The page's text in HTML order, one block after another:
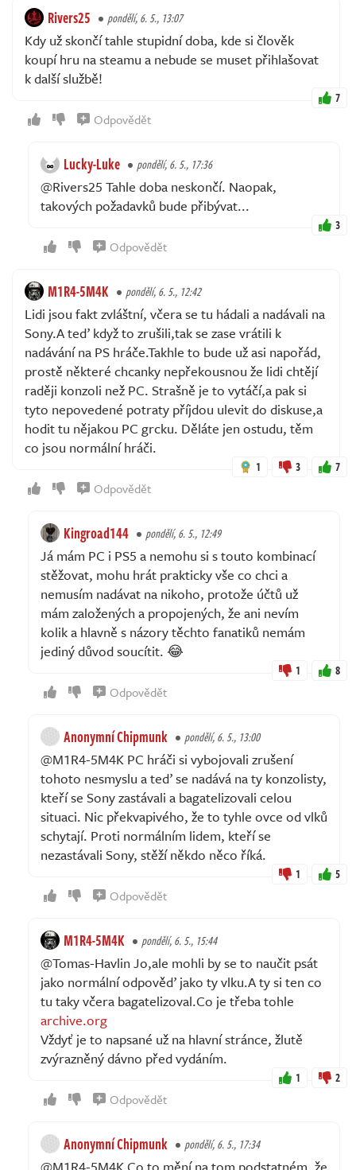
Rivers25 pondělí, 6. 5., 13:07
Kdy už skončí tahle stupidní doba, kde si člověk
koupí hru na steamu a nebude se muset přihlašovat
k další službě!
7
Odpovědět
Lucky-Luke pondělí, 6. 5., 17:36
@Rivers25 Tahle doba neskončí. Naopak,
takových požadavků bude přibývat...
3
Odpovědět
M1R4-5M4K pondělí, 6. 5., 12:42
Lidi jsou fakt zvláštní, včera se tu hádali a nadávali na
Sony.A teď když to zrušili,tak se zase vrátili k
nadávání na PS hráče.Takhle to bude už asi napořád,
prostě některé chcanky nepřekousnou že lidi chtějí
raději konzoli než PC. Strašně je to vytáčí,a pak si
tyto nepovedené potraty příjdou ulevit do diskuse,a
hodit tu nějakou PC grcku. Děláte jen ostudu, těm
co jsou normální hráči.
1 3 7
Odpovědět
Kingroad144 pondělí, 6. 5., 12:49
Já mám PC i PS5 a nemohu si s touto kombinací
stěžovat, mohu hrát prakticky vše co chci a
nemusím nadávat na nikoho, protože účtů už
mám založených a propojených, že ani nevím
kolik a hlavně s názory těchto fanatiků nemám
jediný důvod soucítit. 😂
1 8
Odpovědět
Anonymní Chipmunk pondělí, 6. 5., 13:00
@M1R4-5M4K PC hráči si vybojovali zrušení
tohoto nesmyslu a teď se nadává na ty konzolisty,
kteří se Sony zastávali a bagatelizovali celou
situaci. Nic překvapivého, že to tyhle ovce od vlků
schytají. Proti normálním lidem, kteří se
nezastávali Sony, stěží někdo něco říká.
1 5
Odpovědět
M1R4-5M4K pondělí, 6. 5., 15:44
@Tomas-Havlin Jo,ale mohli by se to naučit psát
jako normální odpověď jako ty vlku.A ty si ten co
tu taky včera bagatelizoval.Co je třeba tohle
archive.org
Vždyť je to napsané už na hlavní stránce, žlutě
zvýrazněný dávno před vydáním.
1 2
Odpovědět
Anonymní Chipmunk pondělí, 6. 5., 17:34